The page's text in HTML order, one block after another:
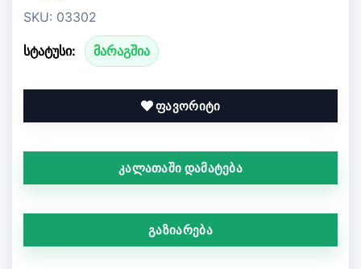
SKU: 03302
სტატუსი: მარაგშია
ფავორიტი
კალათაში დამატება
გაზიარება